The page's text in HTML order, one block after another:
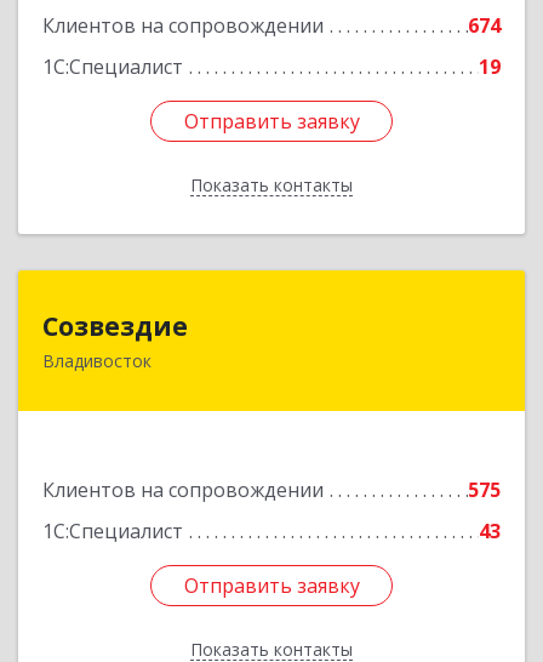
Клиентов на сопровождении
674
1С:Специалист
19
Отправить заявку
Показать контакты
Отправить заявку
Назад
Созвездие
Владивосток
Клиентов на сопровождении
575
1С:Специалист
43
Отправить заявку
Показать контакты
690069, Приморский край, Владивосток г,
Отправить заявку
Назад